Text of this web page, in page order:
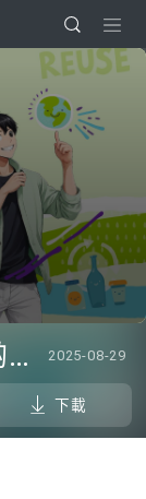
#52 環保學會O Camp玩啲咩？ | 參與學生: Sammi、Cardi、Charles (香港科技大學 環境管理及科技學生聯會) 2025-08-29
下載